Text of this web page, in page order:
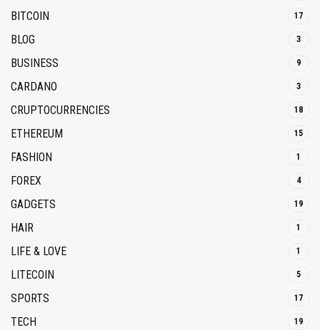
BITCOIN 17
BLOG 3
BUSINESS 9
CARDANO 3
CRUPTOCURRENCIES 18
ETHEREUM 15
FASHION 1
FOREX 4
GADGETS 19
HAIR 1
LIFE & LOVE 1
LITECOIN 5
SPORTS 17
TECH 19